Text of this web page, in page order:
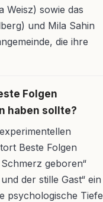
Weisz) sowie das
und Mila Sahin
die ihre
Folgen
haben sollte?
Beste Folgen
geboren“
der stille Gast“ ein
psychologische Tiefe